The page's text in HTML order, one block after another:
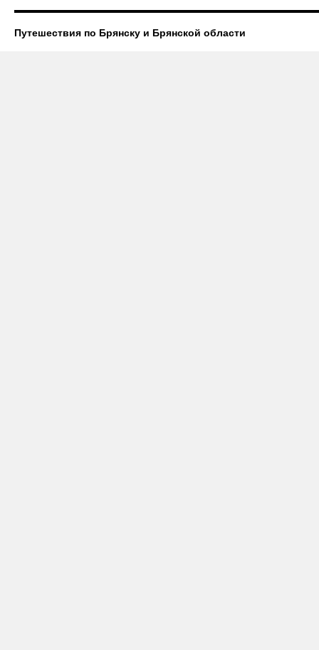
Путешествия по Брянску и Брянской области